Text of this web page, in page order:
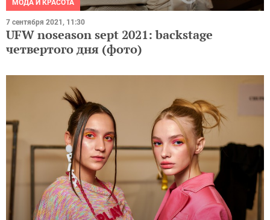
МОДА И КРАСОТА
7 сентября 2021, 11:30
UFW noseason sept 2021: backstage
четвертого дня (фото)